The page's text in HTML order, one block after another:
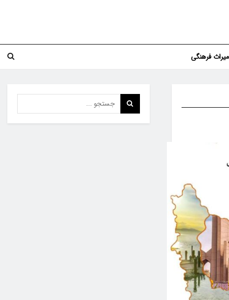
میراث فرهنگی